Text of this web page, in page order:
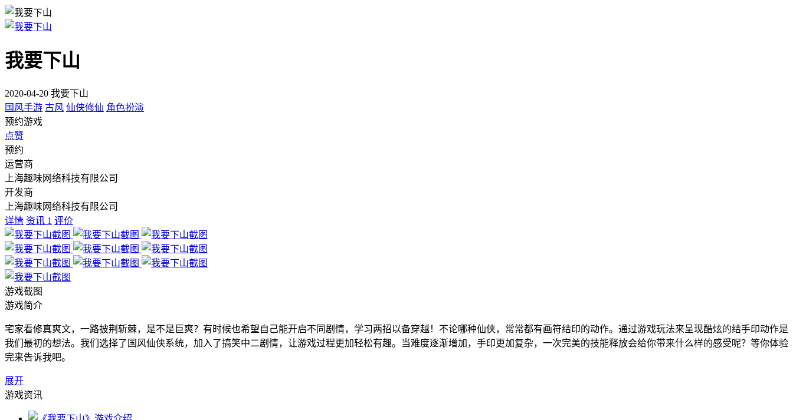
我要下山
2020-04-20 我要下山
国风手游 古风 仙侠修仙 角色扮演
预约游戏
点赞
预约
运营商
上海趣味网络科技有限公司
开发商
上海趣味网络科技有限公司
详情 资讯 1 评价
游戏截图
游戏简介
宅家看修真爽文，一路披荆斩棘，是不是巨爽？有时候也希望自己能开启不同剧情，学习两招以备穿越！不论哪种仙侠，常常都有画符结印的动作。通过游戏玩法来呈现酷炫的结手印动作是
我们最初的想法。我们选择了国风仙侠系统，加入了搞笑中二剧情，让游戏过程更加轻松有趣。当难度逐渐增加，手印更加复杂，一次完美的技能释放会给你带来什么样的感受呢？等你体验
完来告诉我吧。
展开
游戏资讯